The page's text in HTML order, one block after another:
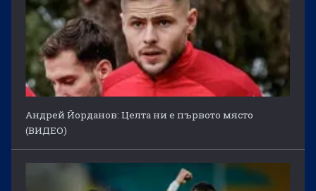
Андрей Йорданов: Целта ни е първото място
(ВИДЕО)